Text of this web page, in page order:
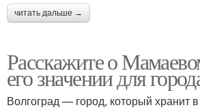
читать дальше →
Расскажите о
его значении для
Волгоград — город, который хранит